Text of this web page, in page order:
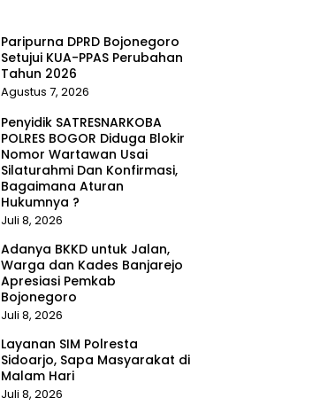
Paripurna DPRD Bojonegoro
Setujui KUA-PPAS Perubahan
Tahun 2026
Agustus 7, 2026
Penyidik SATRESNARKOBA
POLRES BOGOR Diduga Blokir
Nomor Wartawan Usai
Silaturahmi Dan Konfirmasi,
Bagaimana Aturan
Hukumnya ?
Juli 8, 2026
Adanya BKKD untuk Jalan,
Warga dan Kades Banjarejo
Apresiasi Pemkab
Bojonegoro
Juli 8, 2026
Layanan SIM Polresta
Sidoarjo, Sapa Masyarakat di
Malam Hari
Juli 8, 2026